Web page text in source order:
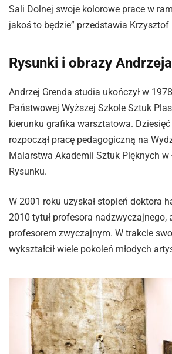
Sali Dolnej swoje kolorowe prace w
jakoś to będzie” przedstawia Krzysztof
Rysunki i obrazy
Andrzej Grenda studia ukończył w
Państwowej Wyższej Szkole Sztuk
kierunku grafika warsztatowa.
rozpoczął pracę pedagogiczną na
Malarstwa Akademii Sztuk Pięknych w
Rysunku.
W 2001 roku uzyskał stopień doktora
2010 tytuł profesora nadzwyczajnego,
profesorem zwyczajnym. W trakcie
wykształcił wiele pokoleń młodych